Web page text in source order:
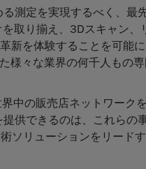
測定を実現するべく、最
取り揃え、3Dスキャン、
新を体験することを可能
様々な業界の何千人もの専
中の販売店ネットワーク
供できるのは、これらの
ソリューションをリードす